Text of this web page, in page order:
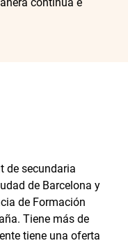
de secundaria
de Barcelona y
de Formación
Tiene más de
tiene una oferta